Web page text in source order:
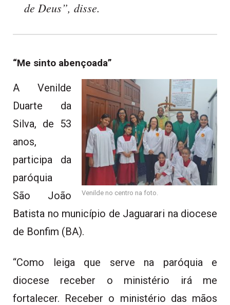
de Deus”, disse.
“Me sinto abençoada”
Venilde no centro na foto.
A Venilde
Duarte da
Silva, de 53
anos,
participa da
paróquia
São João
Batista no município de Jaguarari na diocese
de Bonfim (BA).
“Como leiga que serve na paróquia e
diocese receber o ministério irá me
fortalecer. Receber o ministério das mãos